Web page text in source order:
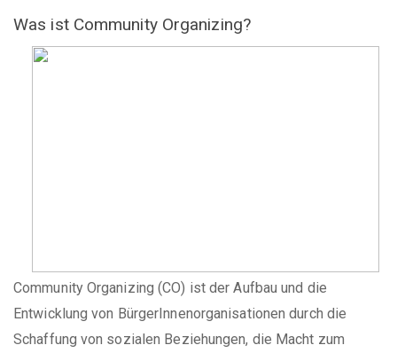
Was ist Community Organizing?
Community Organizing (CO) ist der Aufbau und die
Entwicklung von BürgerInnenorganisationen durch die
Schaffung von sozialen Beziehungen, die Macht zum